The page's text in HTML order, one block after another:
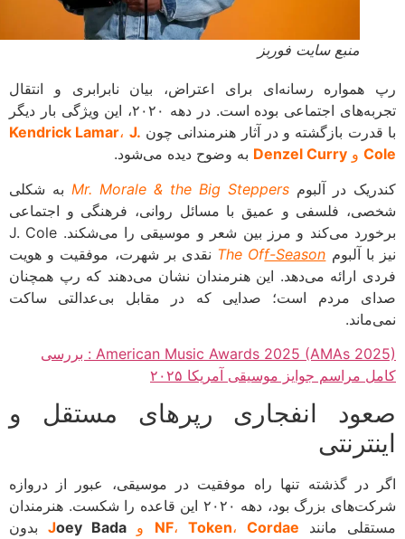
منبع سایت فوربز
رسانه‌ای برای اعتراض، بیان نابرابری و انتقال
تجربه‌های اجتماعی بوده است. در دهه ۲۰۲۰، این ویژگی بار دیگر
بازگشته و در آثار هنرمندانی چون
Kendrick Lamar،J.
وDenzel Curryبه وضوح دیده می‌شود.
در آلبوم Mr. Morale & the Big Steppers به شکلی
فلسفی و عمیق با مسائل روانی، فرهنگی و اجتماعی
برخورد می‌کند و مرز بین شعر و موسیقی را می‌شکند. J. Cole
آلبوم
The Off-Season
نقدی بر شهرت، موفقیت و هویت
ارائه می‌دهد. این هنرمندان نشان می‌دهند که رپ همچنان
مردم است؛ صدایی که در مقابل بی‌عدالتی ساکت
American Music Awards 2025 (AMAs 2025) : بررسی
مراسم جوایز موسیقی آمریکا ۲۰۲۵
انفجاری رپرهای مستقل و
در گذشته تنها راه موفقیت در موسیقی، عبور از دروازه
شرکت‌های بزرگ بود، دهه ۲۰۲۰ این قاعده را شکست. هنرمندان
مانند
NF،Token،Cordae و J oey Bada
بدون